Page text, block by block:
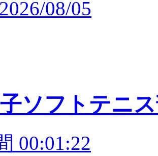
08/05
ソフトテニ
00:01:22